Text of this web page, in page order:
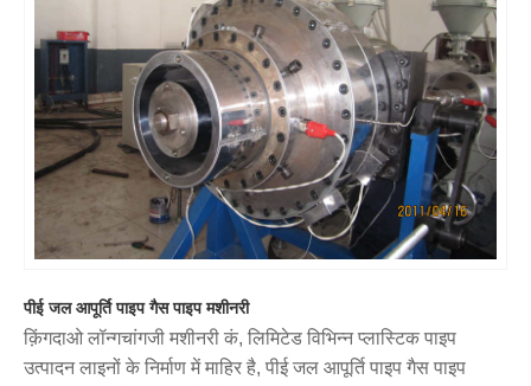
पीई जल आपूर्ति पाइप गैस पाइप मशीनरी
क़िंगदाओ लॉन्गचांगजी मशीनरी कं, लिमिटेड विभिन्न प्लास्टिक पाइप
उत्पादन लाइनों के निर्माण में माहिर है, पीई जल आपूर्ति पाइप गैस पाइप